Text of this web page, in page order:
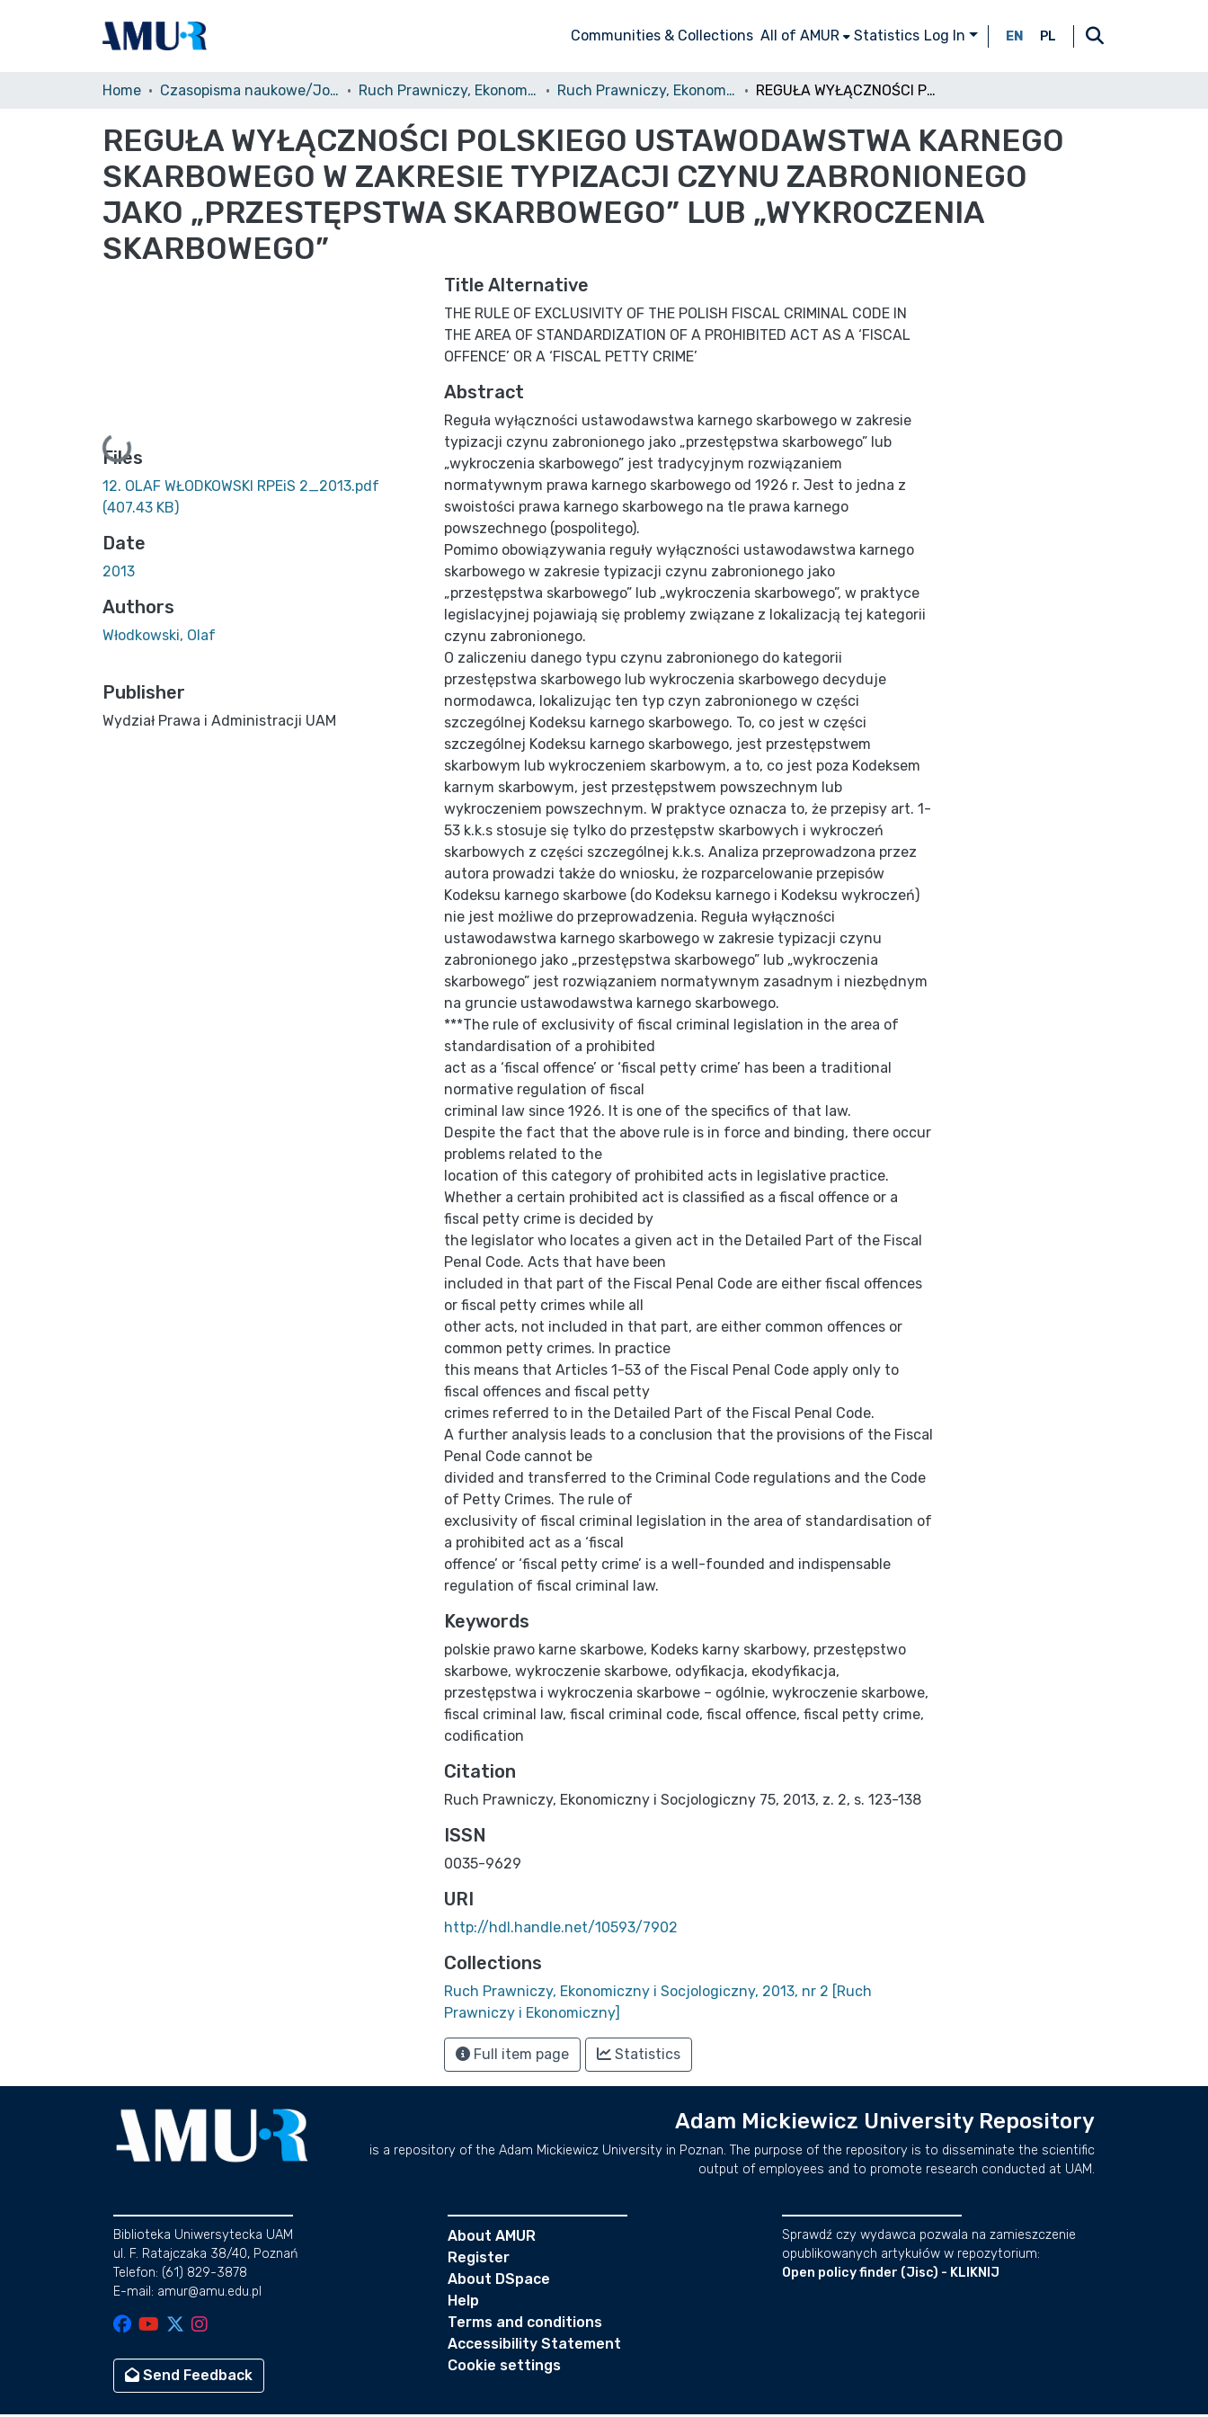
Communities & Collections All of AMUR Statistics Log In EN PL
Home Czasopisma naukowe/Journals Ruch Prawniczy, Ekonomiczny i Socjologiczny Ruch Prawniczy, Ekonomiczny i Socjologiczny, 2013, nr 2 [Ruch Prawniczy i Ekonomiczny] REGUŁA WYŁĄCZNOŚCI POLSKIEGO USTAWODAWSTWA KARNEGO SKARBOWEGO W ZAKRESIE TYPIZACJI CZYNU ZABRONIONEGO JAKO „PRZESTĘPSTWA SKARBOWEGO” LUB „WYKROCZENIA SKARBOWEGO”
REGUŁA WYŁĄCZNOŚCI POLSKIEGO USTAWODAWSTWA KARNEGO
SKARBOWEGO W ZAKRESIE TYPIZACJI CZYNU ZABRONIONEGO
JAKO „PRZESTĘPSTWA SKARBOWEGO” LUB „WYKROCZENIA
SKARBOWEGO”
Loading...
Files
12. OLAF WŁODKOWSKI RPEiS 2_2013.pdf
(407.43 KB)
Date
2013
Authors
Włodkowski, Olaf
Publisher
Wydział Prawa i Administracji UAM
Title Alternative
THE RULE OF EXCLUSIVITY OF THE POLISH FISCAL CRIMINAL CODE IN
THE AREA OF STANDARDIZATION OF A PROHIBITED ACT AS A ‘FISCAL
OFFENCE’ OR A ‘FISCAL PETTY CRIME’
Abstract
Reguła wyłączności ustawodawstwa karnego skarbowego w zakresie
typizacji czynu zabronionego jako „przestępstwa skarbowego” lub
„wykroczenia skarbowego” jest tradycyjnym rozwiązaniem
normatywnym prawa karnego skarbowego od 1926 r. Jest to jedna z
swoistości prawa karnego skarbowego na tle prawa karnego
powszechnego (pospolitego).
Pomimo obowiązywania reguły wyłączności ustawodawstwa karnego
skarbowego w zakresie typizacji czynu zabronionego jako
„przestępstwa skarbowego” lub „wykroczenia skarbowego”, w praktyce
legislacyjnej pojawiają się problemy związane z lokalizacją tej kategorii
czynu zabronionego.
O zaliczeniu danego typu czynu zabronionego do kategorii
przestępstwa skarbowego lub wykroczenia skarbowego decyduje
normodawca, lokalizując ten typ czyn zabronionego w części
szczególnej Kodeksu karnego skarbowego. To, co jest w części
szczególnej Kodeksu karnego skarbowego, jest przestępstwem
skarbowym lub wykroczeniem skarbowym, a to, co jest poza Kodeksem
karnym skarbowym, jest przestępstwem powszechnym lub
wykroczeniem powszechnym. W praktyce oznacza to, że przepisy art. 1-
53 k.k.s stosuje się tylko do przestępstw skarbowych i wykroczeń
skarbowych z części szczególnej k.k.s. Analiza przeprowadzona przez
autora prowadzi także do wniosku, że rozparcelowanie przepisów
Kodeksu karnego skarbowe (do Kodeksu karnego i Kodeksu wykroczeń)
nie jest możliwe do przeprowadzenia. Reguła wyłączności
ustawodawstwa karnego skarbowego w zakresie typizacji czynu
zabronionego jako „przestępstwa skarbowego” lub „wykroczenia
skarbowego” jest rozwiązaniem normatywnym zasadnym i niezbędnym
na gruncie ustawodawstwa karnego skarbowego.
***The rule of exclusivity of fiscal criminal legislation in the area of
standardisation of a prohibited
act as a ‘fiscal offence’ or ‘fiscal petty crime’ has been a traditional
normative regulation of fiscal
criminal law since 1926. It is one of the specifics of that law.
Despite the fact that the above rule is in force and binding, there occur
problems related to the
location of this category of prohibited acts in legislative practice.
Whether a certain prohibited act is classified as a fiscal offence or a
fiscal petty crime is decided by
the legislator who locates a given act in the Detailed Part of the Fiscal
Penal Code. Acts that have been
included in that part of the Fiscal Penal Code are either fiscal offences
or fiscal petty crimes while all
other acts, not included in that part, are either common offences or
common petty crimes. In practice
this means that Articles 1-53 of the Fiscal Penal Code apply only to
fiscal offences and fiscal petty
crimes referred to in the Detailed Part of the Fiscal Penal Code.
A further analysis leads to a conclusion that the provisions of the Fiscal
Penal Code cannot be
divided and transferred to the Criminal Code regulations and the Code
of Petty Crimes. The rule of
exclusivity of fiscal criminal legislation in the area of standardisation of
a prohibited act as a ‘fiscal
offence’ or ‘fiscal petty crime’ is a well-founded and indispensable
regulation of fiscal criminal law.
Keywords
polskie prawo karne skarbowe, Kodeks karny skarbowy, przestępstwo
skarbowe, wykroczenie skarbowe, odyfikacja, ekodyfikacja,
przestępstwa i wykroczenia skarbowe – ogólnie, wykroczenie skarbowe,
fiscal criminal law, fiscal criminal code, fiscal offence, fiscal petty crime,
codification
Citation
Ruch Prawniczy, Ekonomiczny i Socjologiczny 75, 2013, z. 2, s. 123-138
ISSN
0035-9629
URI
http://hdl.handle.net/10593/7902
Collections
Ruch Prawniczy, Ekonomiczny i Socjologiczny, 2013, nr 2 [Ruch
Prawniczy i Ekonomiczny]
Full item page Statistics
Adam Mickiewicz University Repository
is a repository of the Adam Mickiewicz University in Poznan. The purpose of the repository is to disseminate the scientific
output of employees and to promote research conducted at UAM.
Biblioteka Uniwersytecka UAM
ul. F. Ratajczaka 38/40, Poznań
Telefon: (61) 829-3878
E-mail: amur@amu.edu.pl
Send Feedback
About AMUR
Register
About DSpace
Help
Terms and conditions
Accessibility Statement
Cookie settings
Sprawdź czy wydawca pozwala na zamieszczenie
opublikowanych artykułów w repozytorium:
Open policy finder (Jisc) - KLIKNIJ